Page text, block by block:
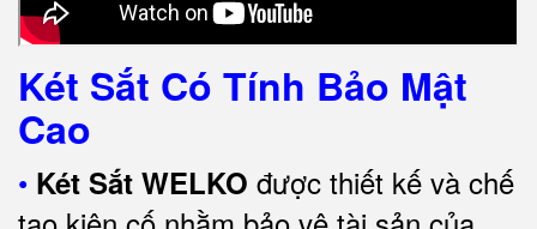
Két Sắt Có Tính Bảo Mật
Cao
• Két Sắt WELKO được thiết kế và chế